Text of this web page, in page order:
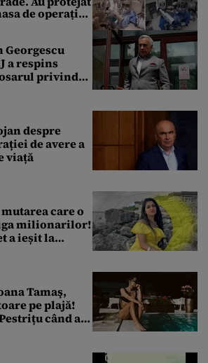
de operație
a respins
privind
despre
de avere a
viață
care o
milionarilor!
a ieșit la
Tamaş,
pe plajă!
când a